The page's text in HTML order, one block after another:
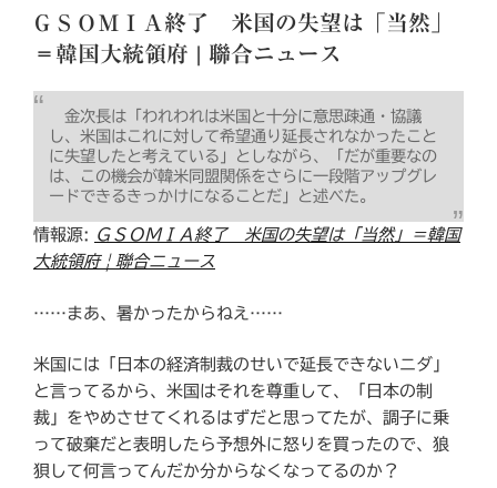
日:
ＧＳＯＭＩＡ終了 米国の失望は「当然」
＝韓国大統領府 | 聯合ニュース
金次長は「われわれは米国と十分に意思疎通・協議
し、米国はこれに対して希望通り延長されなかったこと
に失望したと考えている」としながら、「だが重要なの
は、この機会が韓米同盟関係をさらに一段階アップグレ
ードできるきっかけになることだ」と述べた。
情報源: ＧＳＯＭＩＡ終了 米国の失望は「当然」＝韓国
大統領府 | 聯合ニュース
……まあ、暑かったからねえ……
米国には「日本の経済制裁のせいで延長できないニダ」
と言ってるから、米国はそれを尊重して、「日本の制
裁」をやめさせてくれるはずだと思ってたが、調子に乗
って破棄だと表明したら予想外に怒りを買ったので、狼
狽して何言ってんだか分からなくなってるのか？